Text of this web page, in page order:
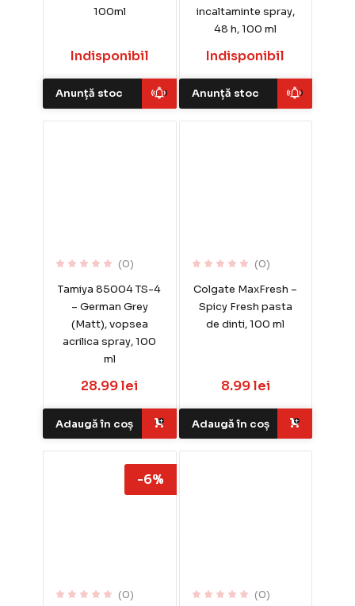
100ml
Indisponibil
Anunță stoc
incaltaminte spray,
48 h, 100 ml
Indisponibil
Anunță stoc
(0)
Tamiya 85004 TS-4
– German Grey
(Matt), vopsea
acrilica spray, 100
ml
28.99 lei
Adaugă în coș
(0)
Colgate MaxFresh –
Spicy Fresh pasta
de dinti, 100 ml
8.99 lei
Adaugă în coș
(0)
-6%
(0)